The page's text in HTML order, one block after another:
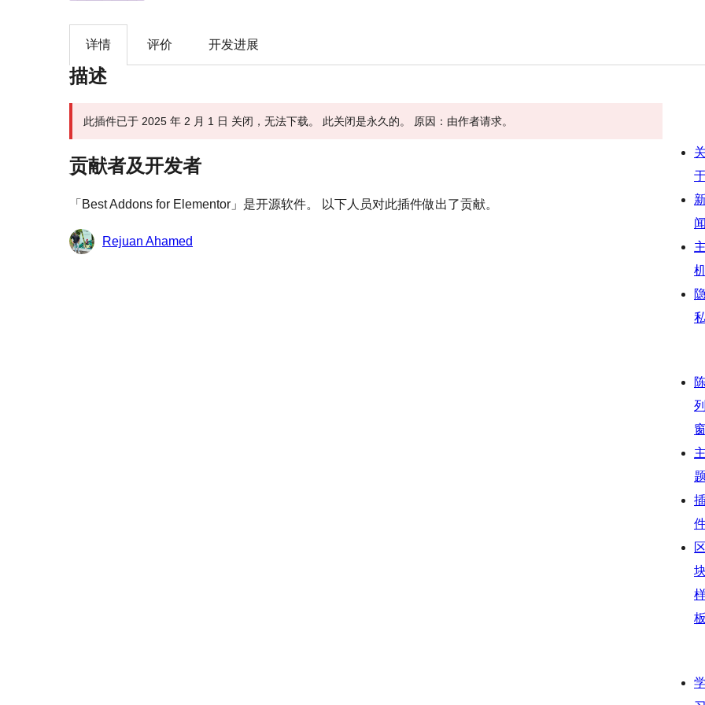
详情 评价 开发进展
描述
此插件已于 2025 年 2 月 1 日 关闭，无法下载。 此关闭是永久的。 原因：由作者请求。
贡献者及开发者
「Best Addons for Elementor」是开源软件。 以下人员对此插件做出了贡献。
贡
Rejuan Ahamed
关
闻
主
列
窗
主
题
区
板
学